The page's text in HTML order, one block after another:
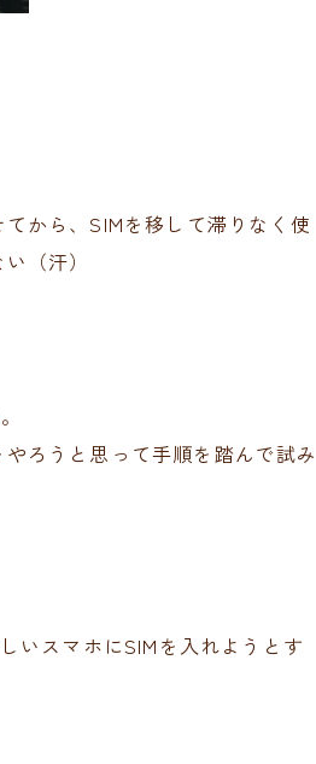
から、SIMを移して滞りなく使
（汗）
ろうと思って手順を踏んで試み
いスマホにSIMを入れようとす